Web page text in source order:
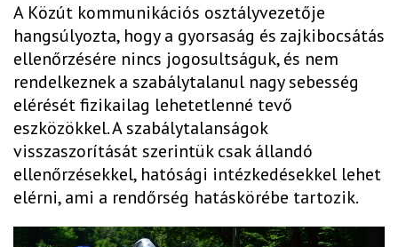
A Közút kommunikációs osztályvezetője
hangsúlyozta, hogy a gyorsaság és zajkibocsátás
ellenőrzésére nincs jogosultságuk, és nem
rendelkeznek a szabálytalanul nagy sebesség
elérését fizikailag lehetetlenné tevő
eszközökkel. A szabálytalanságok
visszaszorítását szerintük csak állandó
ellenőrzésekkel, hatósági intézkedésekkel lehet
elérni, ami a rendőrség hatáskörébe tartozik.